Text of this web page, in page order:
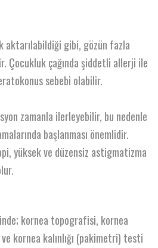
aktarılabildiği gibi, gözün fazla
Çocukluk çağında şiddetli allerji ile
sebebi olabilir.
zamanla ilerleyebilir, bu nedenle
başlanması önemlidir.
yüksek ve düzensiz astigmatizma
kornea topografisi, kornea
kornea kalınlığı (pakimetri) testi